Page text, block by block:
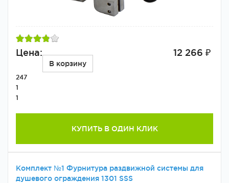
Цена: 12 266 ₽
В корзину
247
1
1
КУПИТЬ В ОДИН КЛИК
Комплект №1 Фурнитура раздвижной системы для
душевого ограждения 1301 SSS